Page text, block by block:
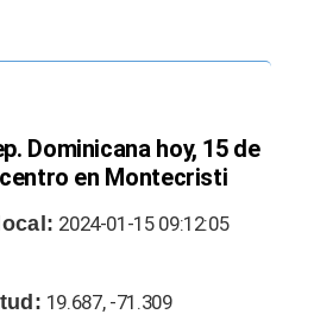
Dominicana hoy, 15 de
en Montecristi
2024-01-15 09:12:05
19.687, -71.309